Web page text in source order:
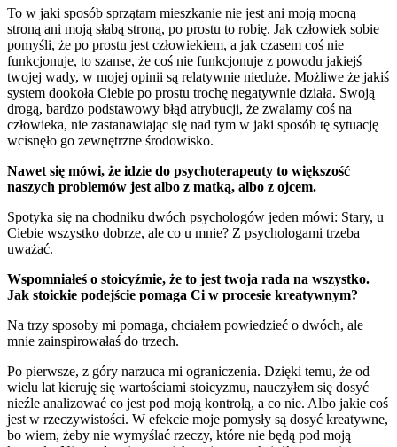
To w jaki sposób sprzątam mieszkanie nie jest ani moją mocną
stroną ani moją słabą stroną, po prostu to robię. Jak człowiek sobie
pomyśli, że po prostu jest człowiekiem, a jak czasem coś nie
funkcjonuje, to szanse, że coś nie funkcjonuje z powodu jakiejś
twojej wady, w mojej opinii są relatywnie nieduże. Możliwe że jakiś
system dookoła Ciebie po prostu trochę negatywnie działa. Swoją
drogą, bardzo podstawowy błąd atrybucji, że zwalamy coś na
człowieka, nie zastanawiając się nad tym w jaki sposób tę sytuację
wcisnęło go zewnętrzne środowisko.
Nawet się mówi, że idzie do psychoterapeuty to większość
naszych problemów jest albo z matką, albo z ojcem.
Spotyka się na chodniku dwóch psychologów jeden mówi: Stary, u
Ciebie wszystko dobrze, ale co u mnie? Z psychologami trzeba
uważać.
Wspomniałeś o stoicyźmie, że to jest twoja rada na wszystko.
Jak stoickie podejście pomaga Ci w procesie kreatywnym?
Na trzy sposoby mi pomaga, chciałem powiedzieć o dwóch, ale
mnie zainspirowałaś do trzech.
Po pierwsze, z góry narzuca mi ograniczenia. Dzięki temu, że od
wielu lat kieruję się wartościami stoicyzmu, nauczyłem się dosyć
nieźle analizować co jest pod moją kontrolą, a co nie. Albo jakie coś
jest w rzeczywistości. W efekcie moje pomysły są dosyć kreatywne,
bo wiem, żeby nie wymyślać rzeczy, które nie będą pod moją